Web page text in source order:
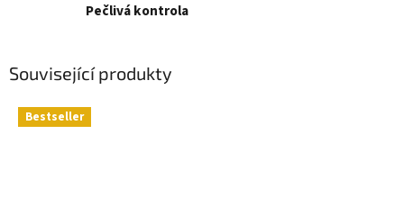
Pečlivá kontrola
Související produkty
Bestseller